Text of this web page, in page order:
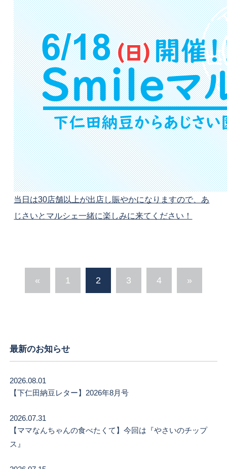
当日は30店舗以上が出店し賑やかになりますので、あ
じさいとマルシェ一緒に楽しみに来てください！
« 1 2 3 4 »
最新のお知らせ
【下仁田納豆レター】2026年8月号
2026.08.01
【ママなんちゃんの食べたくて】今回は『やさいのチップ
ス』
2026.07.31